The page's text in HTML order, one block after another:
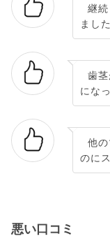
継
ました
歯
にな
他
のに
悪い口コミ